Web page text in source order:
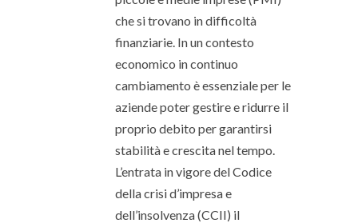
che si trovano in difficoltà
finanziarie. In un contesto
economico in continuo
cambiamento è essenziale per le
aziende poter gestire e ridurre il
proprio debito per garantirsi
stabilità e crescita nel tempo.
L’entrata in vigore del Codice
della crisi d’impresa e
dell’insolvenza (CCII) il